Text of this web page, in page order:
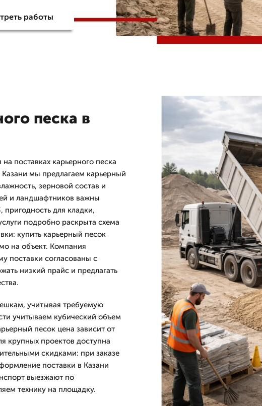
работы
песка в
поставках карьерного песка
Казани мы предлагаем карьерный
зерновой состав и
и ландшафтников важны
пригодность для кладки,
подробно раскрыта схема
купить карьерный песок
на объект. Компания
поставки согласованы с
низкий прайс и предлагать
учитывая требуемую
учитываем кубический объем
песок цена зависит от
крупных проектов доступна
скидками: при заказе
поставки в Казани
выезжают по
технику на площадку.